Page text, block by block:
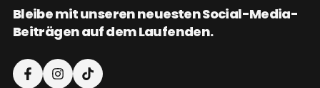
Bleibe mit unseren neuesten Social-Media-
Beiträgen auf dem Laufenden.